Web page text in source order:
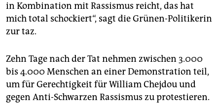
in Kombination mit Rassismus reicht, das hat
mich total schockiert“, sagt die Grünen-Politikerin
zur taz.
Zehn Tage nach der Tat nehmen zwischen 3.000
bis 4.000 Menschen an einer Demonstration teil,
um für Gerechtigkeit für William Chejdou und
gegen Anti-Schwarzen Rassismus zu protestieren.